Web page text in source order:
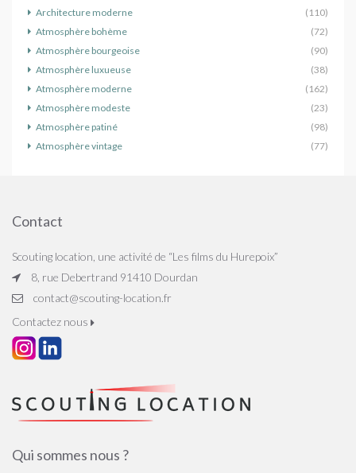
Architecture moderne
(110)
Atmosphère bohème
(72)
Atmosphère bourgeoise
(90)
Atmosphère luxueuse
(38)
Atmosphère moderne
(162)
Atmosphère modeste
(23)
Atmosphère patiné
(98)
Atmosphère vintage
(77)
Contact
Scouting location, une activité de “Les films du Hurepoix”
8, rue Debertrand 91410 Dourdan
contact@scouting-location.fr
Contactez nous
Qui sommes nous ?